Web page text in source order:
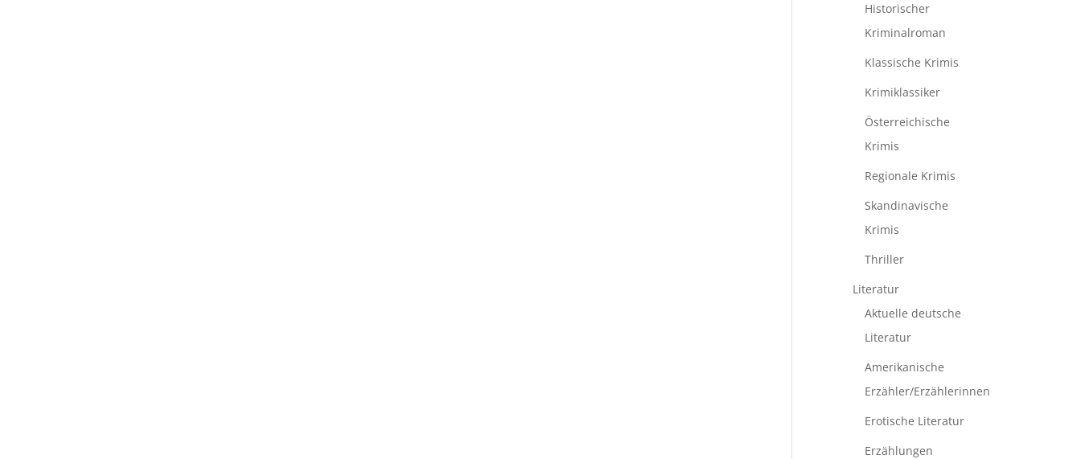
Historischer
Kriminalroman
Klassische Krimis
Krimiklassiker
Österreichische
Krimis
Regionale Krimis
Skandinavische
Krimis
Thriller
Literatur
Aktuelle deutsche
Literatur
Amerikanische
Erzähler/Erzählerinnen
Erotische Literatur
Erzählungen